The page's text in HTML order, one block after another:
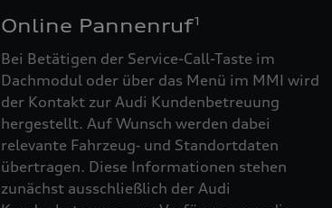
Online Pannenruf1
Bei Betätigen der Service-Call-Taste im
Dachmodul oder über das Menü im MMI wird
der Kontakt zur Audi Kundenbetreuung
hergestellt. Auf Wunsch werden dabei
relevante Fahrzeug‑ und Standortdaten
übertragen. Diese Informationen stehen
zunächst ausschließlich der Audi